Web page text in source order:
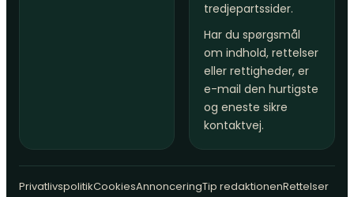
tredjepartssider.
Har du spørgsmål
om indhold, rettelser
eller rettigheder, er
e-mail den hurtigste
og eneste sikre
kontaktvej.
PrivatlivspolitikCookiesAnnonceringTip redaktionenRettelser